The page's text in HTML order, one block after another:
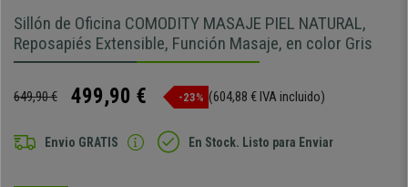
Sillón de Oficina COMODITY MASAJE PIEL NATURAL,
Reposapiés Extensible, Función Masaje, en color Gris
649,90 € 499,90 € -23% (604,88 € IVA incluido)
Envio GRATIS En Stock. Listo para Enviar